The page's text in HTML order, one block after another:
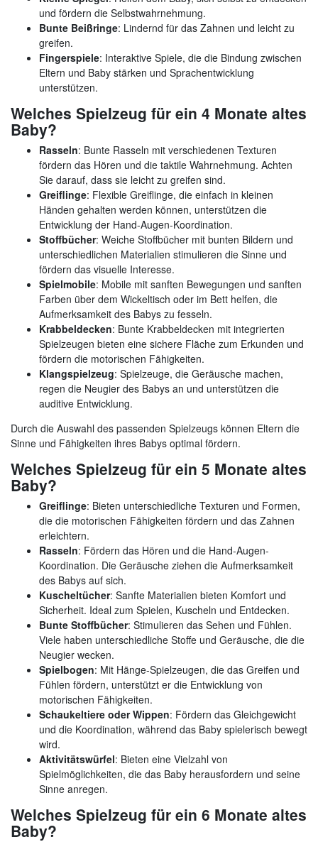
und fördern die Selbstwahrnehmung.
Bunte Beißringe: Lindernd für das Zahnen und leicht zu
greifen.
Fingerspiele: Interaktive Spiele, die die Bindung zwischen
Eltern und Baby stärken und Sprachentwicklung
unterstützen.
Welches Spielzeug für ein 4 Monate altes
Baby?
Rasseln: Bunte Rasseln mit verschiedenen Texturen
fördern das Hören und die taktile Wahrnehmung. Achten
Sie darauf, dass sie leicht zu greifen sind.
Greiflinge: Flexible Greiflinge, die einfach in kleinen
Händen gehalten werden können, unterstützen die
Entwicklung der Hand-Augen-Koordination.
Stoffbücher: Weiche Stoffbücher mit bunten Bildern und
unterschiedlichen Materialien stimulieren die Sinne und
fördern das visuelle Interesse.
Spielmobile: Mobile mit sanften Bewegungen und sanften
Farben über dem Wickeltisch oder im Bett helfen, die
Aufmerksamkeit des Babys zu fesseln.
Krabbeldecken: Bunte Krabbeldecken mit integrierten
Spielzeugen bieten eine sichere Fläche zum Erkunden und
fördern die motorischen Fähigkeiten.
Klangspielzeug: Spielzeuge, die Geräusche machen,
regen die Neugier des Babys an und unterstützen die
auditive Entwicklung.
Durch die Auswahl des passenden Spielzeugs können Eltern die
Sinne und Fähigkeiten ihres Babys optimal fördern.
Welches Spielzeug für ein 5 Monate altes
Baby?
Greiflinge: Bieten unterschiedliche Texturen und Formen,
die die motorischen Fähigkeiten fördern und das Zahnen
erleichtern.
Rasseln: Fördern das Hören und die Hand-Augen-
Koordination. Die Geräusche ziehen die Aufmerksamkeit
des Babys auf sich.
Kuscheltücher: Sanfte Materialien bieten Komfort und
Sicherheit. Ideal zum Spielen, Kuscheln und Entdecken.
Bunte Stoffbücher: Stimulieren das Sehen und Fühlen.
Viele haben unterschiedliche Stoffe und Geräusche, die die
Neugier wecken.
Spielbogen: Mit Hänge-Spielzeugen, die das Greifen und
Fühlen fördern, unterstützt er die Entwicklung von
motorischen Fähigkeiten.
Schaukeltiere oder Wippen: Fördern das Gleichgewicht
und die Koordination, während das Baby spielerisch bewegt
wird.
Aktivitätswürfel: Bieten eine Vielzahl von
Spielmöglichkeiten, die das Baby herausfordern und seine
Sinne anregen.
Welches Spielzeug für ein 6 Monate altes
Baby?